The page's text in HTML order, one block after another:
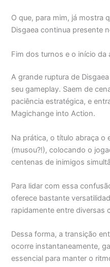
O que, para mim, já mostra
Disgaea continua presente
Fim dos turnos e o início da
A grande ruptura de
seu gameplay. Saem de
paciência estratégica, e
Magichange into Action.
Na prática, o título abraça o
(musou?!), colocando o
centenas de inimigos
Para lidar com essa
oferece bastante
rapidamente entre diversas
Dessa forma, a transição
ocorre instantaneamente,
essencial para manter o